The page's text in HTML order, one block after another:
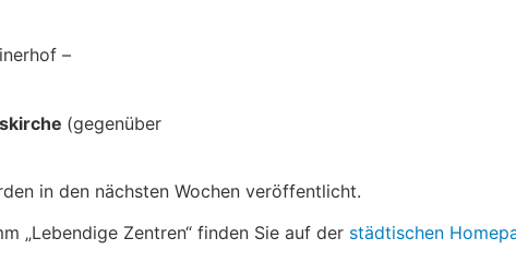
–
(gegenüber
in den nächsten Wochen veröffentlicht.
„Lebendige Zentren“ finden Sie auf der städtischen